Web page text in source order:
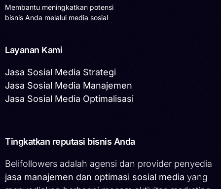
Membantu meningkatkan potensi
bisnis Anda melalui media sosial
Layanan Kami
Jasa Sosial Media Strategi
Jasa Sosial Media Manajemen
Jasa Sosial Media Optimalisasi
Tingkatkan reputasi bisnis Anda
Belifollowers adalah agensi dan provider penyedia
jasa manajemen dan optimasi sosial media yang